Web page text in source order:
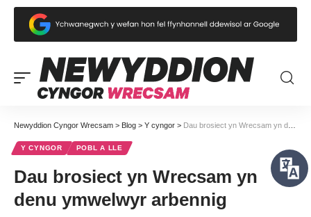
Newyddion Cyngor Wrecsam > Blog > Y cyngor > Dau brosiect yn Wrecsam yn denu ymwelwyr arbennig
Y CYNGOR POBL A LLE
Dau brosiect yn Wrecsam yn
denu ymwelwyr arbennig